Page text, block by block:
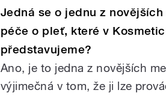
Jedná se o jednu z novějších
péče o pleť, které v
představujeme?
Ano, je to jedna z novějších
výjimečná v tom, že ji lze